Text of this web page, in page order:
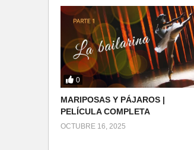
0
MARIPOSAS Y PÁJAROS |
PELÍCULA COMPLETA
OCTUBRE 16, 2025